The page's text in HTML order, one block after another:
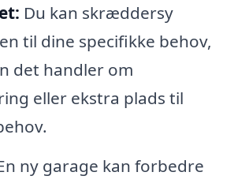
Du kan skræddersy
til dine specifikke behov,
det handler om
eller ekstra plads til
ny garage kan forbedre